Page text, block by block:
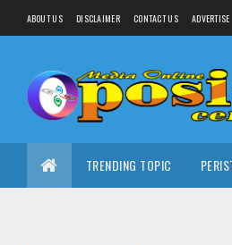
ABOUT US DISCLAIMER CONTACT US ADVERTISE
TRENDING TOPIC